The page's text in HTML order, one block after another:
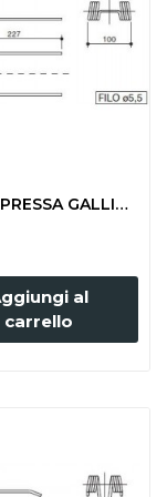
DENTE PRESSA GALLIGNANI 8876210 LARGA PESANTE
al
carrello